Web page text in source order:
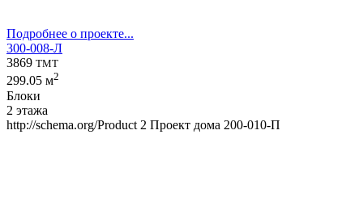
Подробнее о проекте...
300-008-Л
3869 TMT
299.05 м2
Блоки
2 этажа
http://schema.org/Product 2 Проект дома 200-010-П